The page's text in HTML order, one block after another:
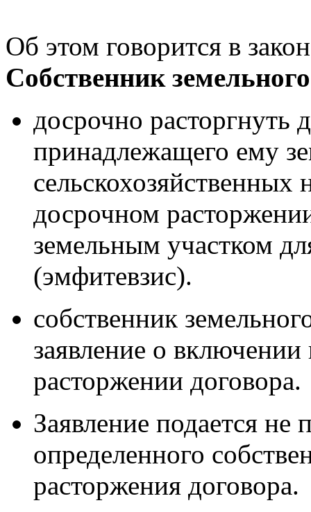
Об этом говорится в
Собственник
досрочно расторгнуть
принадлежащего ему
досрочном
земельным участком
(эмфитевзис).
собственник
заявление о включении
расторжении договора.
Заявление подается не
определенного
расторжения договора.